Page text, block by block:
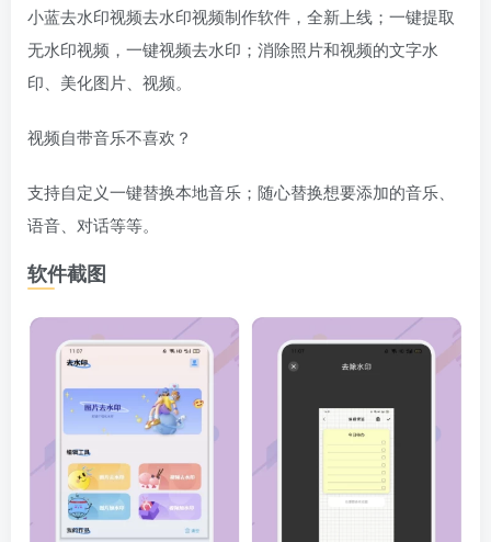
小蓝去水印视频去水印视频制作软件，全新上线；一键提取
无水印视频，一键视频去水印；消除照片和视频的文字水
印、美化图片、视频。
视频自带音乐不喜欢？
支持自定义一键替换本地音乐；随心替换想要添加的音乐、
语音、对话等等。
软件截图